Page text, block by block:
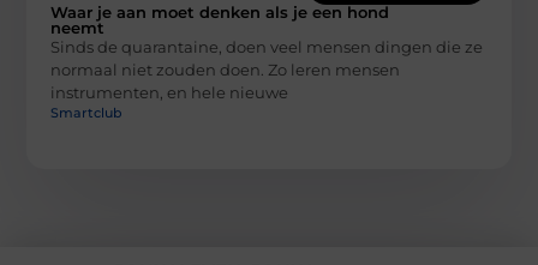
Waar je aan moet denken als je een hond
neemt
Sinds de quarantaine, doen veel mensen dingen die ze
normaal niet zouden doen. Zo leren mensen
instrumenten, en hele nieuwe
Smartclub